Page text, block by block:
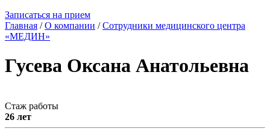
Записаться на прием
Главная /О компании /Сотрудники медицинского центра
«МЕДИН»
Гусева Оксана Анатольевна
Стаж работы
26 лет